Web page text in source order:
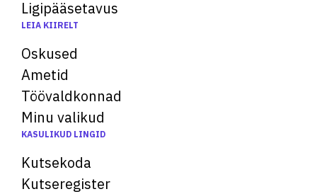
Ligipääsetavus
LEIA KIIRELT
Oskused
Ametid
Töövaldkonnad
Minu valikud
KASULIKUD LINGID
Kutsekoda
Kutseregister